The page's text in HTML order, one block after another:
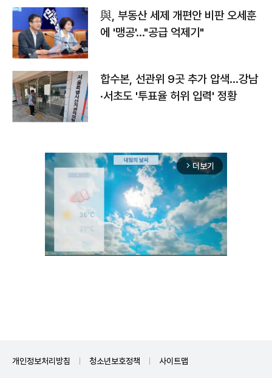
與, 부동산 세제 개편안 비판 오세훈
에 '맹공'…"공급 억제기"
합수본, 선관위 9곳 추가 압색…강남
·서초도 '투표율 허위 입력' 정황
arrow_forward_ios 더보기
개인정보처리방침 청소년보호정책 사이트맵